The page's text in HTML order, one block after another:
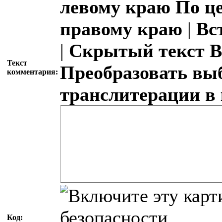
Текст
комментария:
левому краю По
правому краю |
| Скрытый текст
Преобразовать
транслитерации
Код: